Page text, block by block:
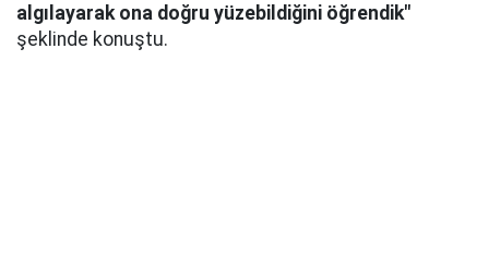
algılayarak ona doğru yüzebildiğini öğrendik"
şeklinde konuştu.